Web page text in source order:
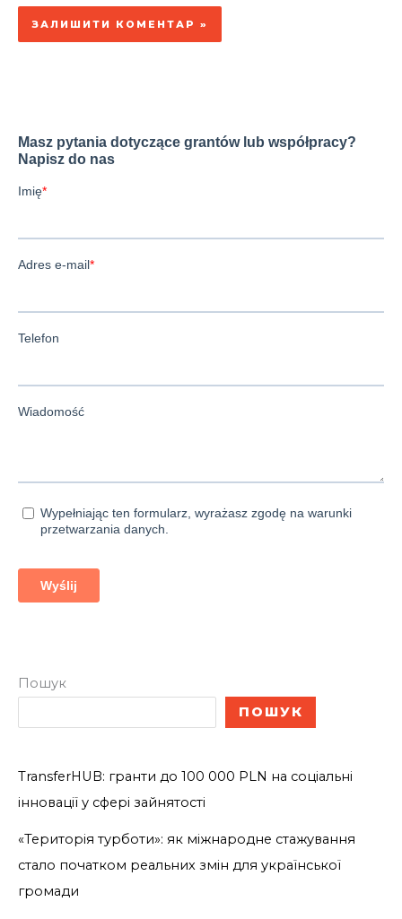
Пошук
ПОШУК
TransferHUB: гранти до 100 000 PLN на соціальні
інновації у сфері зайнятості
«Територія турботи»: як міжнародне стажування
стало початком реальних змін для української
громади